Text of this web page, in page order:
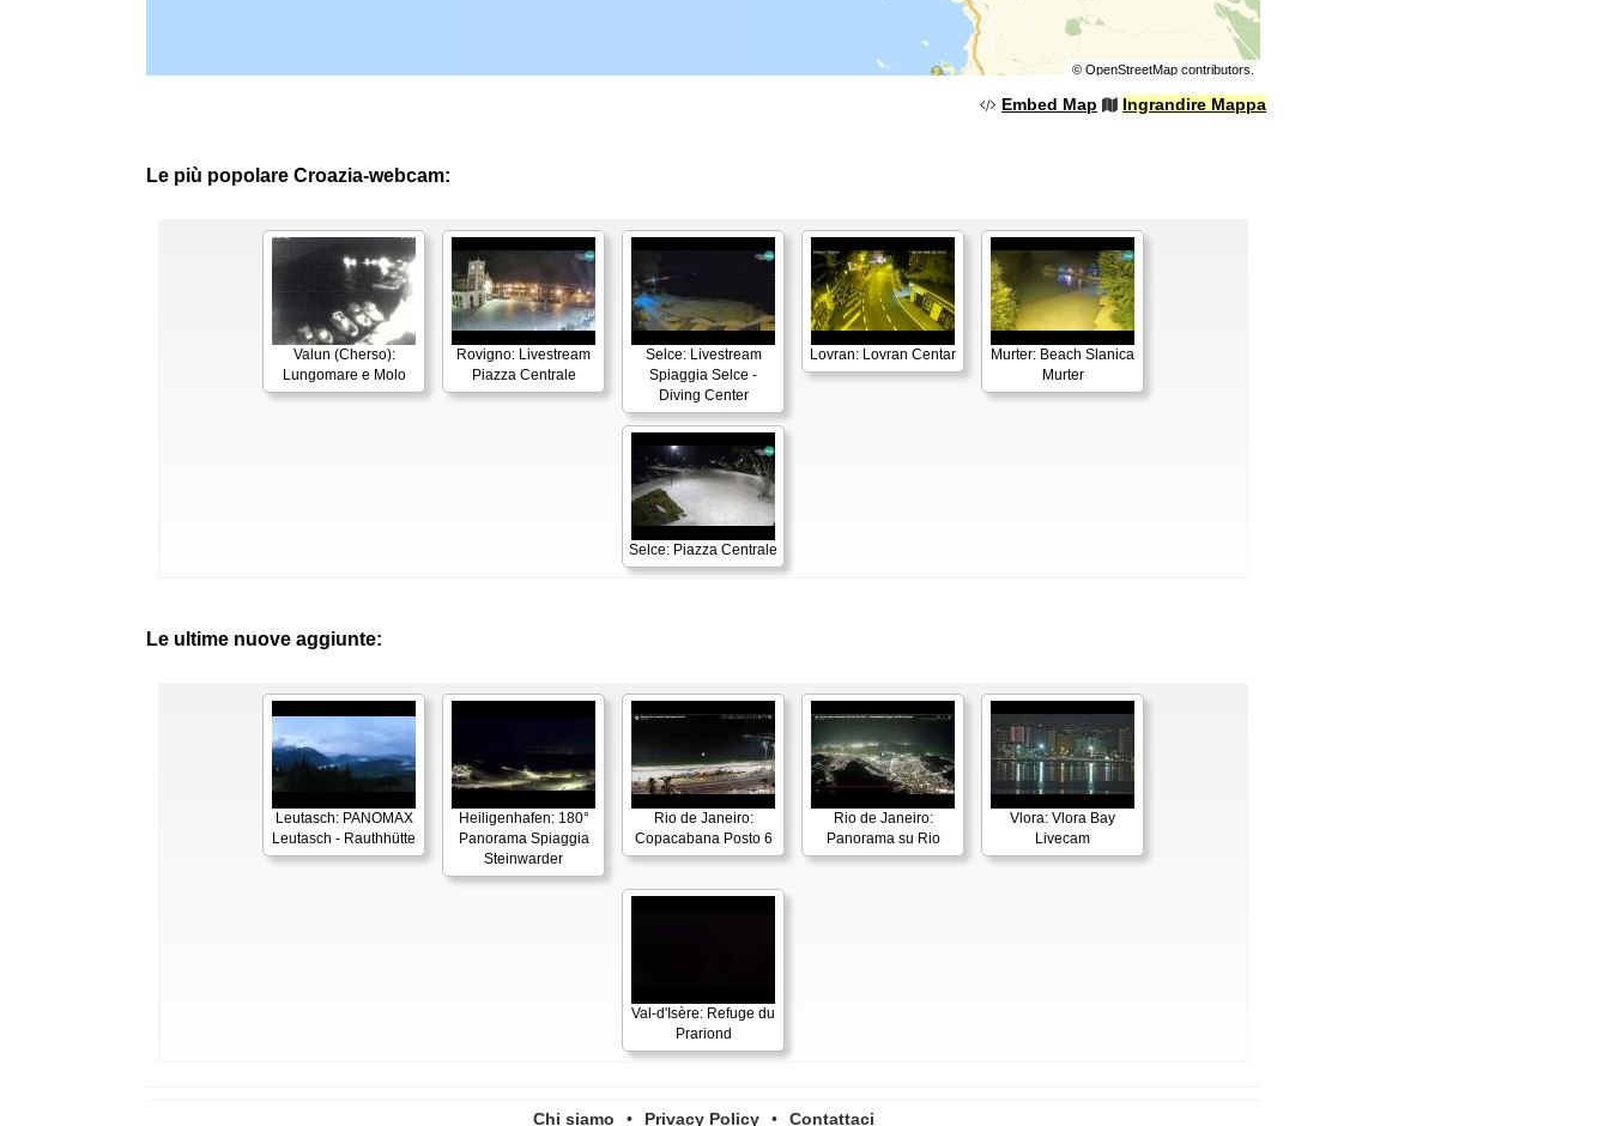
© OpenStreetMapcontributors.
Embed Map Ingrandire Mappa
Le più popolare Croazia-webcam:
Valun (Cherso):
Lungomare e Molo
Rovigno: Livestream
Piazza Centrale
Selce: Livestream
Spiaggia Selce -
Diving Center
Lovran: Lovran Centar
Murter: Beach Slanica
Murter
Selce: Piazza Centrale
Le ultime nuove aggiunte:
Leutasch: PANOMAX
Leutasch - Rauthhütte
Heiligenhafen: 180°
Panorama Spiaggia
Steinwarder
Rio de Janeiro:
Copacabana Posto 6
Rio de Janeiro:
Panorama su Rio
Vlora: Vlora Bay
Livecam
Val-d'Isère: Refuge du
Prariond
Chi siamo • Privacy Policy • Contattaci